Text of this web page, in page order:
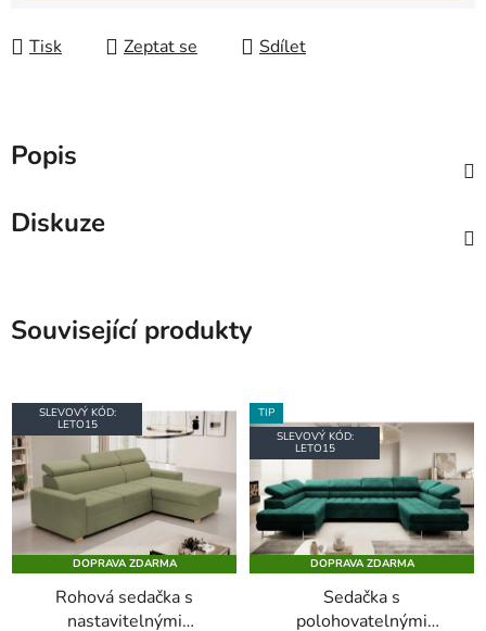
Tisk Zeptat se Sdílet
Popis
Diskuze
Související produkty
SLEVOVÝ KÓD:
LETO15
DOPRAVA ZDARMA
Rohová sedačka s
nastavitelnými
TIP
SLEVOVÝ KÓD:
LETO15
DOPRAVA ZDARMA
Sedačka s
polohovatelnými